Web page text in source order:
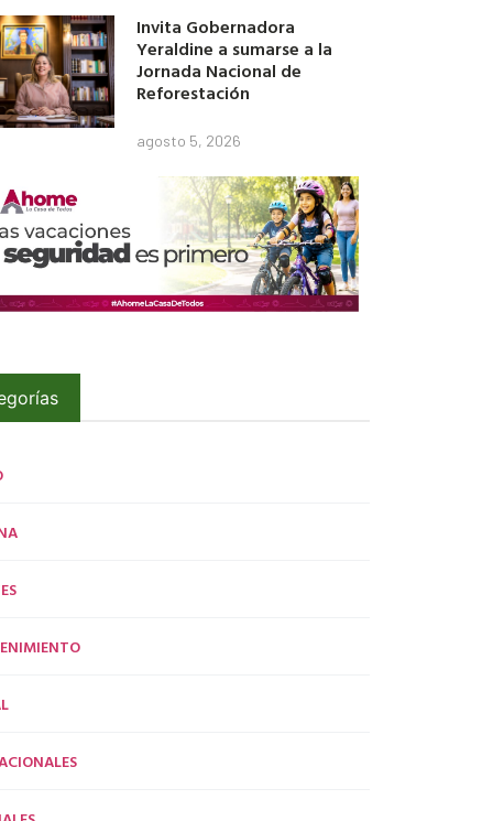
Invita Gobernadora
Yeraldine a sumarse a la
Jornada Nacional de
Reforestación
agosto 5, 2026